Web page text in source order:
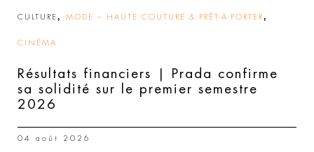
CULTURE , MODE – HAUTE COUTURE & PRÊT-À-PORTER,
CINÉMA
Résultats financiers | Prada confirme
sa solidité sur le premier semestre
2026
04 août 2026